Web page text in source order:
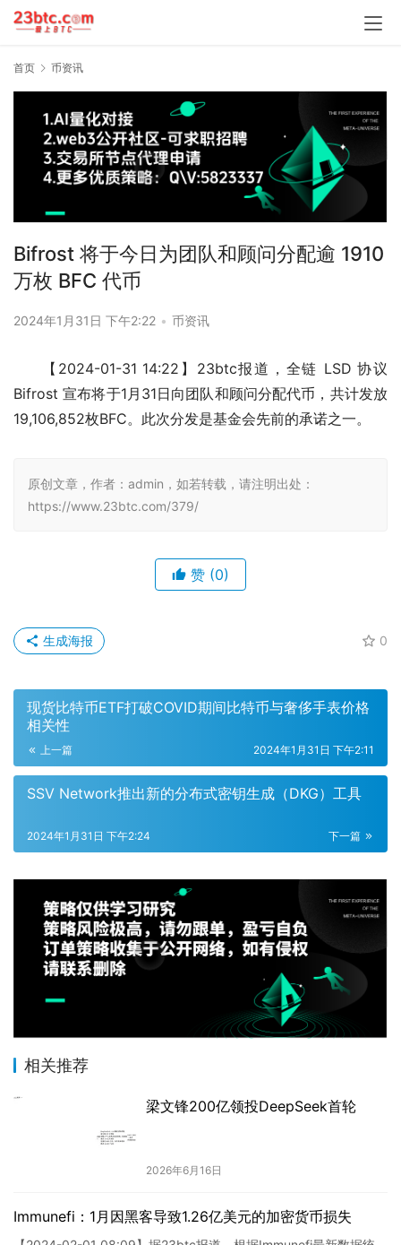
首页 币资讯
Bifrost 将于今日为团队和顾问分配逾 1910
万枚 BFC 代币
2024年1月31日 下午2:22 • 币资讯
【2024-01-31 14:22】23btc报道，全链 LSD 协议
Bifrost 宣布将于1月31日向团队和顾问分配代币，共计发放
19,106,852枚BFC。此次分发是基金会先前的承诺之一。
原创文章，作者：admin，如若转载，请注明出处：
https://www.23btc.com/379/
赞 (0)
0
生成海报
现货比特币ETF打破COVID期间比特币与奢侈手表价格
相关性
上一篇 2024年1月31日 下午2:11
SSV Network推出新的分布式密钥生成（DKG）工具
下一篇
2024年1月31日 下午2:24
相关推荐
梁文锋200亿领投DeepSeek首轮
2026年6月16日
Immunefi：1月因黑客导致1.26亿美元的加密货币损失